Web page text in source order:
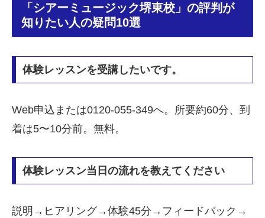
「シアーミュージック堺東校」の評判が
知りたい人の疑問10選
体験レッスンを受講したいです。
Web申込または0120-055-349へ。所要約60分、到
着は5〜10分前。無料。
体験レッスン当日の流れを教えてください
説明→ヒアリング→体験45分→フィードバック→